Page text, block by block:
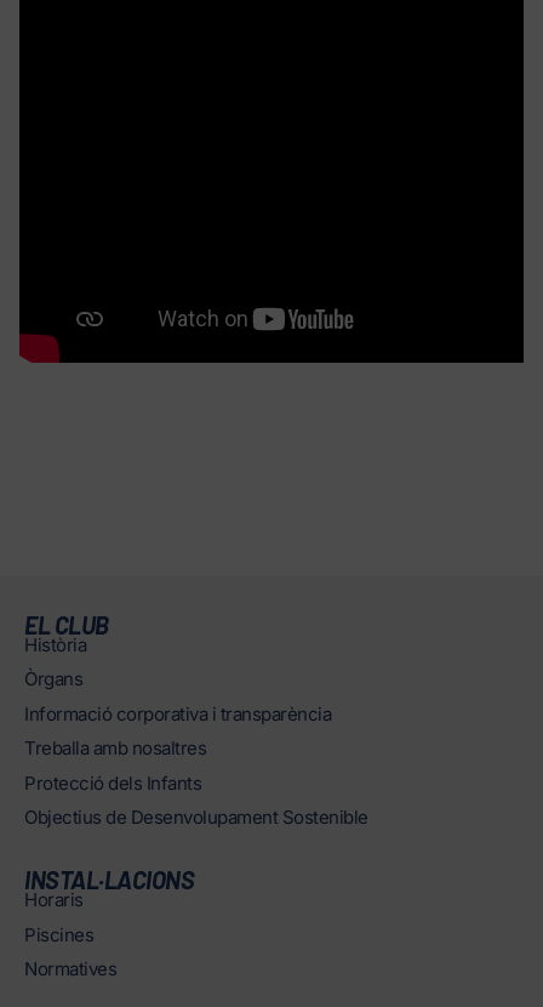
EL CLUB
Història
Òrgans
Informació corporativa i transparència
Treballa amb nosaltres
Protecció dels Infants
Objectius de Desenvolupament Sostenible
INSTAL·LACIONS
Horaris
Piscines
Normatives